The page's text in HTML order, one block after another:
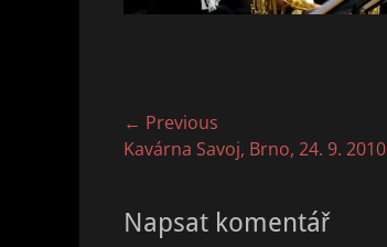
Navigace
pro
příspěvek
← Previous
Previous
Kavárna Savoj, Brno, 24. 9. 2010
Napsat komentář